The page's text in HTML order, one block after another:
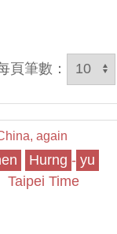
頁筆數：
again
Hurng - yu
Taipei Time